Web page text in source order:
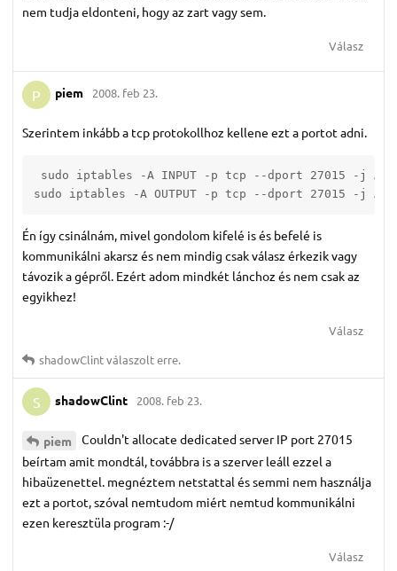
nem tudja eldonteni, hogy az zart vagy sem.
Válasz
P piem 2008. feb 23.
Szerintem inkább a tcp protokollhoz kellene ezt a portot adni.
sudo iptables -A INPUT -p tcp --dport 27015 -j
sudo iptables -A OUTPUT -p tcp --dport 27015 -j
Én így csinálnám, mivel gondolom kifelé is és befelé is
kommunikálni akarsz és nem mindig csak válasz érkezik vagy
távozik a gépről. Ezért adom mindkét lánchoz és nem csak az
egyikhez!
Válasz
shadowClintválaszolt erre.
S shadowClint 2008. feb 23.
piem
Couldn't allocate dedicated server IP port 27015
beírtam amit mondtál, továbbra is a szerver leáll ezzel a
hibaüzenettel. megnéztem netstattal és semmi nem használja
ezt a portot, szóval nemtudom miért nemtud kommunikálni
ezen keresztüla program :-/
Válasz